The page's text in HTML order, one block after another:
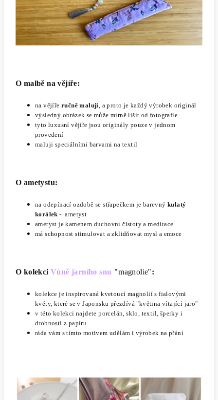
O malbě na vějíře:
na vějíře ručně maluji, a proto je každý výrobek originál
výsledný obrázek se může mírně lišit od fotografie
tyto luxusní vějíře jsou originály pouze v jednom
provedení
maluji speciálními barvami na textil
O ametystu:
na odepínací ozdobě se střapečkem je barevný kulatý
korálek - ametyst
ametyst je kamenem duchovní čistoty a meditace
má schopnost stimulovat a zklidňovat mysl a emoce
O kolekciVůně jarního snu "magnolie":
kolekce je inspirovaná kvetoucí magnolií s fialovými
květy, které se v Japonsku přezdívá "květina vítající jaro"
v této kolekci najdete porcelán, sklo, textil, šperky i
drobnosti z papíru
ráda vám s tímto motivem udělám i výrobek na přání